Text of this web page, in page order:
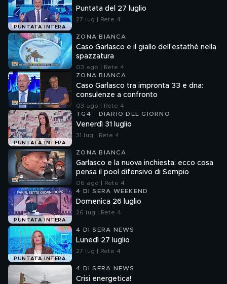
PUNTATA INTERA
Puntata del 27 luglio
27 lug | Rete 4
ZONA BIANCA
Caso Garlasco e il giallo dell'estathè nella
spazzatura
03 ago | Rete 4
ZONA BIANCA
Caso Garlasco tra impronta 33 e dna:
consulenze a confronto
03 ago | Rete 4
PUNTATA INTERA
TG4 - DIARIO DEL GIORNO
Venerdì 31 luglio
31 lug | Rete 4
ZONA BIANCA
Garlasco e la nuova inchiesta: ecco cosa
pensa il pool difensivo di Sempio
06 ago | Rete 4
PUNTATA INTERA
4 DI SERA WEEKEND
Domenica 26 luglio
26 lug | Rete 4
PUNTATA INTERA
4 DI SERA NEWS
Lunedì 27 luglio
27 lug | Rete 4
4 DI SERA NEWS
Crisi energetica!